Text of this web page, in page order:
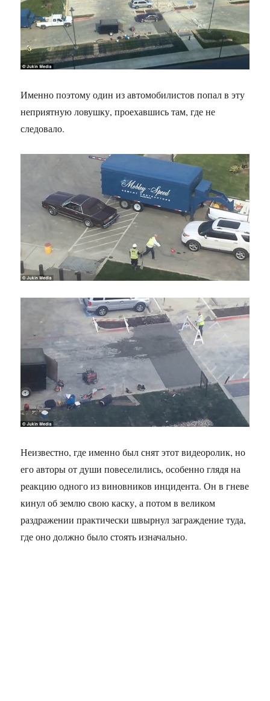
Именно поэтому один из автомобилистов попал в эту
неприятную ловушку, проехавшись там, где не
следовало.
Неизвестно, где именно был снят этот видеоролик, но
его авторы от души повеселились, особенно глядя на
реакцию одного из виновников инцидента. Он в гневе
кинул об землю свою каску, а потом в великом
раздражении практически швырнул заграждение туда,
где оно должно было стоять изначально.